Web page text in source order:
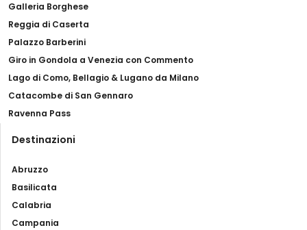
Galleria Borghese
Reggia di Caserta
Palazzo Barberini
Giro in Gondola a Venezia con Commento
Lago di Como, Bellagio & Lugano da Milano
Catacombe di San Gennaro
Ravenna Pass
Destinazioni
Abruzzo
Basilicata
Calabria
Campania